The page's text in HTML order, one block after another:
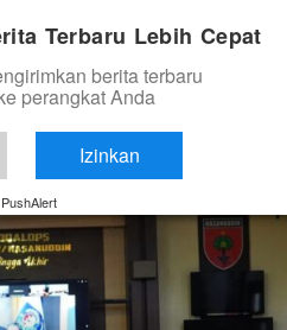
Terbaru Lebih Cepat
berita terbaru
perangkat Anda
Izinkan